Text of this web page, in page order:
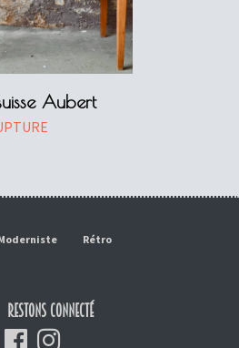
Aubert
Rétro
RESTONS CONNECTÉ